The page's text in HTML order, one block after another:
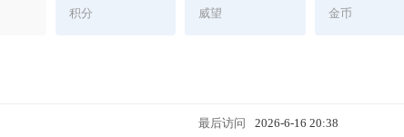
积分 威望 金币
最后访问
2026-6-16 20:38